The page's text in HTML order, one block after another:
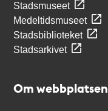
Stadsmuseet
Medeltidsmuseet
Stadsbiblioteket
Stadsarkivet
Om webbplatsen